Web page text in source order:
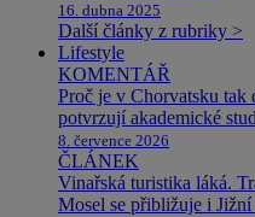
16. dubna 2025
Další články z rubriky >
Lifestyle
KOMENTÁŘ
Proč je v Chorvatsku tak
potvrzují akademické
8. července 2026
ČLÁNEK
Vinařská turistika láká.
Mosel se přibližuje i